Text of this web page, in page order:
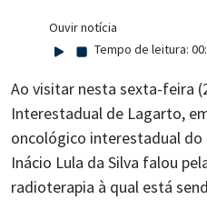
Ouvir notícia
Tempo de leitura:
Ao visitar nesta sexta-feira
Interestadual de Lagarto,
oncológico interestadual do
Inácio Lula da Silva falou
radioterapia à qual está